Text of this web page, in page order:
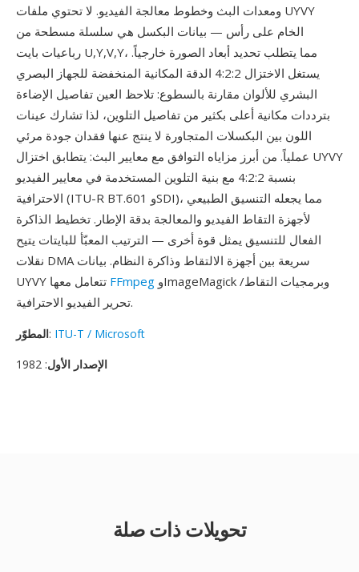
ومعدات البث وخطوط معالجة الفيديو. لا تحتوي ملفات UYVY
الخام على رأس — بيانات البكسل هي سلسلة مسطحة من
رباعيات بايت U,Y,V,Y، مما يتطلب تحديد أبعاد الصورة خارجياً.
يستغل الاختزال 4:2:2 الدقة المكانية المنخفضة للجهاز البصري
البشري للألوان مقارنة بالسطوع: تلاحظ العين تفاصيل الإضاءة
بترددات مكانية أعلى بكثير من تفاصيل التلوين، لذا تشارك عينات
اللون بين البكسلات المتجاورة لا ينتج عنها فقدان جودة مرئي
عملياً. من أبرز مزاياه التوافق مع معايير البث: يتطابق اختزال UYVY
بنسبة 4:2:2 مع بنية التلوين المستخدمة في معايير الفيديو
الاحترافية (ITU-R BT.601 وSDI)، مما يجعله التنسيق الطبيعي
لأجهزة التقاط الفيديو والمعالجة بدقة الإطار. تخطيط الذاكرة
الفعال للتنسيق يمثل قوة أخرى — الترتيب المعبّأ للبايتات يتيح
نقلات DMA سريعة بين أجهزة الالتقاط وذاكرة النظام. بيانات
FFmpeg
تحرير الفيديو الاحترافية.
المطوّر: ITU-T / Microsoft
الإصدار الأول: 1982
تحويلات ذات صلة